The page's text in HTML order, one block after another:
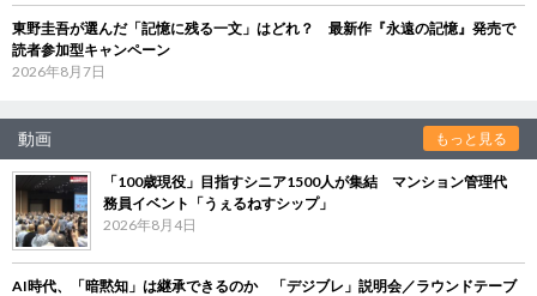
東野圭吾が選んだ「記憶に残る一文」はどれ？ 最新作『永遠の記憶』発売で
読者参加型キャンペーン
2026年8月7日
動画 もっと見る
「100歳現役」目指すシニア1500人が集結 マンション管理代
務員イベント「うぇるねすシップ」
2026年8月4日
AI時代、「暗黙知」は継承できるのか 「デジブレ」説明会／ラウンドテーブ